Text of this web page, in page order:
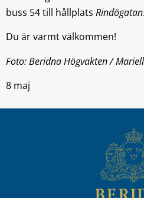
buss 54 till hållplats Rindögatan.
Du är varmt välkommen!
Foto: Beridna Högvakten /
8 maj